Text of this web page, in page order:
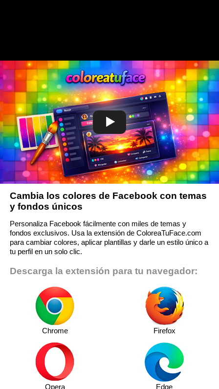
Cambia los colores de Facebook con temas
y fondos únicos
Personaliza Facebook fácilmente con miles de temas y
fondos exclusivos. Usa la extensión de ColoreaTuFace.com
para cambiar colores, aplicar plantillas y darle un estilo único a
tu perfil en un solo clic.
Descarga la extensión para tu navegador:
Chrome Firefox
Opera Edge